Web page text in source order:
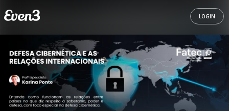
LOGIN